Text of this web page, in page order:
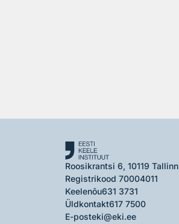
Roosikrantsi 6, 10119 Tallinn
Registrikood 70004011
Keelenõu631 3731
Üldkontakt617 7500
E-posteki@eki.ee